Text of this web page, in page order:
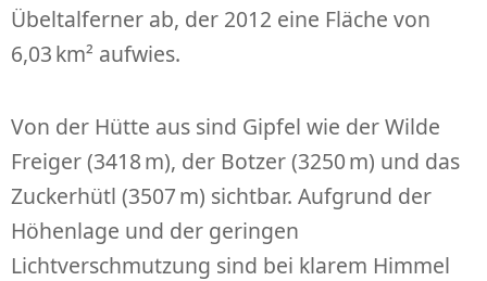
Übeltalferner ab, der 2012 eine Fläche von
6,03 km² aufwies.
Von der Hütte aus sind Gipfel wie der Wilde
Freiger (3418 m), der Botzer (3250 m) und das
Zuckerhütl (3507 m) sichtbar. Aufgrund der
Höhenlage und der geringen
Lichtverschmutzung sind bei klarem Himmel